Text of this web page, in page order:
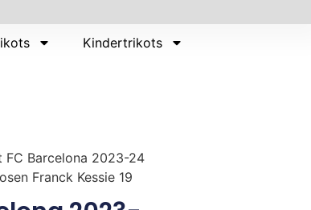
Kindertrikots
FC Barcelona 2023-24
Franck Kessie 19